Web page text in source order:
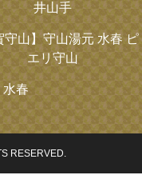
井山手
守山】守山湯元 水春 ピ
エリ守山
水春
RESERVED.